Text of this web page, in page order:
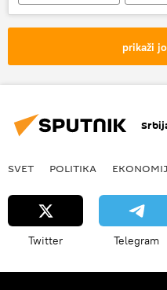
prikaži
SVET POLITIKA
Twitter Telegram